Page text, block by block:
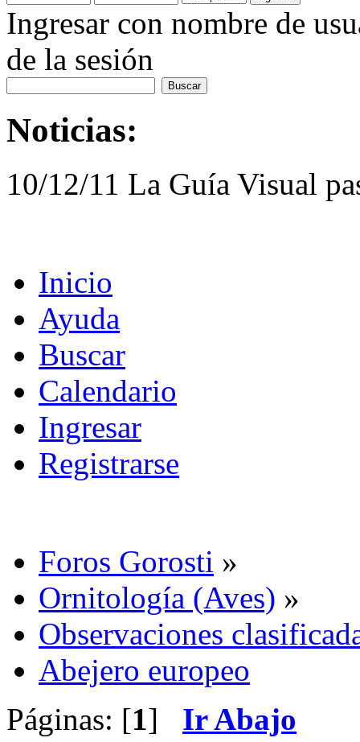
Ingresar con nombre de
de la sesión
Noticias:
10/12/11 La Guía Visual
Inicio
Ayuda
Buscar
Calendario
Ingresar
Registrarse
Foros Gorosti »
Ornitología (Aves) »
Observaciones
Abejero europeo
Páginas: [1] Ir Abajo